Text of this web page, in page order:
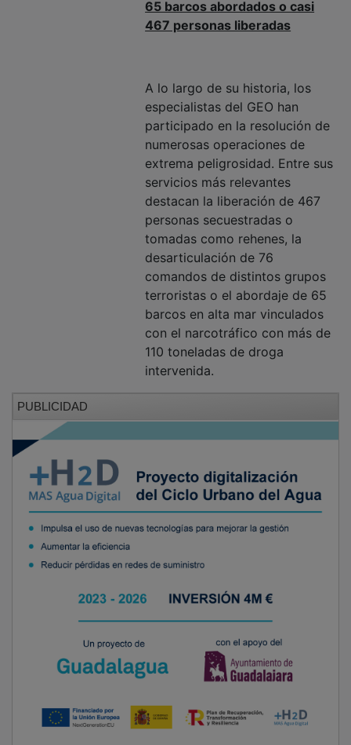
467 personas liberadas
especialistas del GEO han
participado en la resolución de
numerosas operaciones de
extrema peligrosidad. Entre sus
servicios más relevantes
destacan la liberación de 467
personas secuestradas o
tomadas como rehenes, la
desarticulación de 76
comandos de distintos grupos
terroristas o el abordaje de 65
barcos en alta mar vinculados
con el narcotráfico con más de
110 toneladas de droga
intervenida.